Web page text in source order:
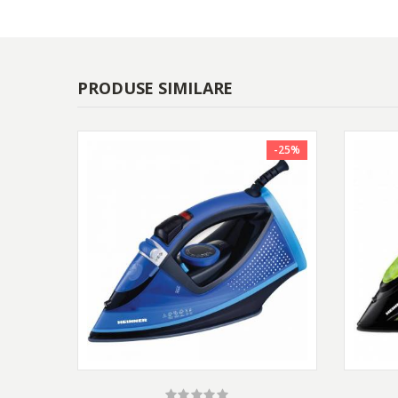
PRODUSE SIMILARE
-25%